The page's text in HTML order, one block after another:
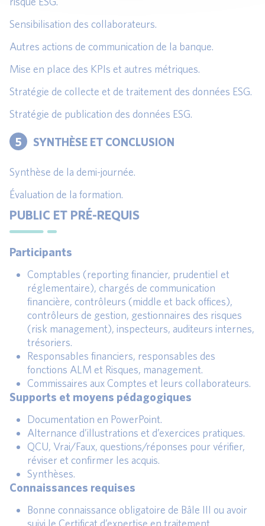
Sensibilisation des collaborateurs.
Autres actions de communication de la banque.
Mise en place des KPIs et autres métriques.
Stratégie de collecte et de traitement des données ESG.
Stratégie de publication des données ESG.
5 SYNTHÈSE ET CONCLUSION
Synthèse de la demi-journée.
Évaluation de la formation.
PUBLIC ET PRÉ-REQUIS
Participants
Comptables (reporting financier, prudentiel et
réglementaire), chargés de communication
financière, contrôleurs (middle et back offices),
contrôleurs de gestion, gestionnaires des risques
(risk management), inspecteurs, auditeurs internes,
trésoriers.
Responsables financiers, responsables des
fonctions ALM et Risques, management.
Commissaires aux Comptes et leurs collaborateurs.
Supports et moyens pédagogiques
Documentation en PowerPoint.
Alternance d’illustrations et d’exercices pratiques.
QCU, Vrai/Faux, questions/réponses pour vérifier,
réviser et confirmer les acquis.
Synthèses.
Connaissances requises
Bonne connaissance obligatoire de Bâle III ou avoir
suivi le Certificat d’expertise en traitement